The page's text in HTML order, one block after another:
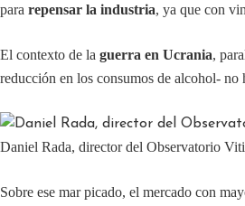
para repensar la industria, ya que con
El contexto de la guerra en Ucrania,
reducción en los consumos de alcohol- no
Daniel Rada, director del Observatorio
Sobre ese mar picado, el mercado con